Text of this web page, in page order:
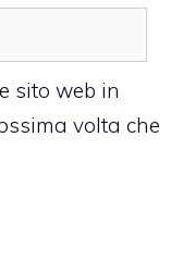
sito web in
volta che